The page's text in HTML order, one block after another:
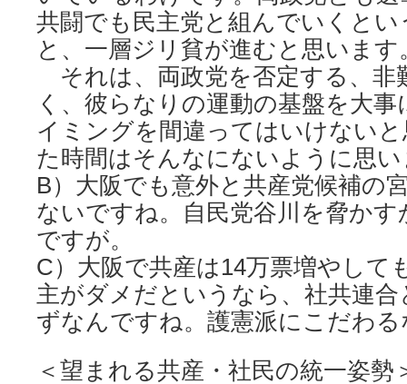
共闘でも民主党と組んでいくと
と、一層ジリ貧が進むと思います
それは、両政党を否定する、非
く、彼らなりの運動の基盤を大
イミングを間違ってはいけない
た時間はそんなにないように思
B）大阪でも意外と共産党候補の
ないですね。自民党谷川を脅か
ですが。
C）大阪で共産は14万票増やして
主がダメだというなら、社共連
ずなんですね。護憲派にこだわ
＜望まれる共産・社民の統一姿勢